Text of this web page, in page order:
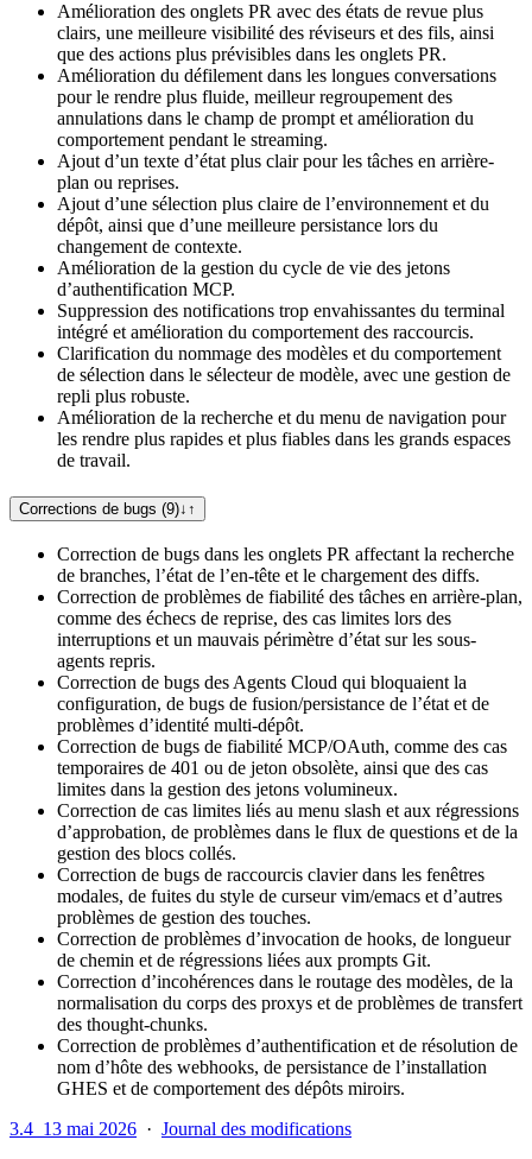
Amélioration des onglets PR avec des états de revue plus
clairs, une meilleure visibilité des réviseurs et des fils, ainsi
que des actions plus prévisibles dans les onglets PR.
Amélioration du défilement dans les longues conversations
pour le rendre plus fluide, meilleur regroupement des
annulations dans le champ de prompt et amélioration du
comportement pendant le streaming.
Ajout d’un texte d’état plus clair pour les tâches en arrière-
plan ou reprises.
Ajout d’une sélection plus claire de l’environnement et du
dépôt, ainsi que d’une meilleure persistance lors du
changement de contexte.
Amélioration de la gestion du cycle de vie des jetons
d’authentification MCP.
Suppression des notifications trop envahissantes du terminal
intégré et amélioration du comportement des raccourcis.
Clarification du nommage des modèles et du comportement
de sélection dans le sélecteur de modèle, avec une gestion de
repli plus robuste.
Amélioration de la recherche et du menu de navigation pour
les rendre plus rapides et plus fiables dans les grands espaces
de travail.
Corrections de bugs (9)↓ ↑
Correction de bugs dans les onglets PR affectant la recherche
de branches, l’état de l’en-tête et le chargement des diffs.
Correction de problèmes de fiabilité des tâches en arrière-plan,
comme des échecs de reprise, des cas limites lors des
interruptions et un mauvais périmètre d’état sur les sous-
agents repris.
Correction de bugs des Agents Cloud qui bloquaient la
configuration, de bugs de fusion/persistance de l’état et de
problèmes d’identité multi-dépôt.
Correction de bugs de fiabilité MCP/OAuth, comme des cas
temporaires de 401 ou de jeton obsolète, ainsi que des cas
limites dans la gestion des jetons volumineux.
Correction de cas limites liés au menu slash et aux régressions
d’approbation, de problèmes dans le flux de questions et de la
gestion des blocs collés.
Correction de bugs de raccourcis clavier dans les fenêtres
modales, de fuites du style de curseur vim/emacs et d’autres
problèmes de gestion des touches.
Correction de problèmes d’invocation de hooks, de longueur
de chemin et de régressions liées aux prompts Git.
Correction d’incohérences dans le routage des modèles, de la
normalisation du corps des proxys et de problèmes de transfert
des thought-chunks.
Correction de problèmes d’authentification et de résolution de
nom d’hôte des webhooks, de persistance de l’installation
GHES et de comportement des dépôts miroirs.
3.4 13 mai 2026 · Journal des modifications